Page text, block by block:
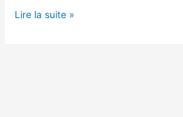
Netflix
Lire la suite »